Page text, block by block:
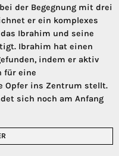
der Begegnung mit drei
er ein komplexes
Ibrahim und seine
Ibrahim hat einen
indem er aktiv
für eine
Opfer ins Zentrum stellt.
sich noch am Anfang